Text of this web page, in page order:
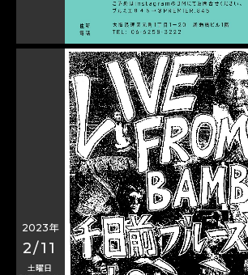
2023年
2/11
土曜日